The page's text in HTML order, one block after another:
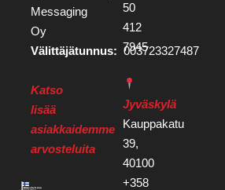
Messaging
Oy
Välittäjätunnus: 003723327487
Katso
lisää
asiakkaidemme
arvosteluita
50
412
7945
Jyväskylä
Kauppakatu
39,
40100
+358